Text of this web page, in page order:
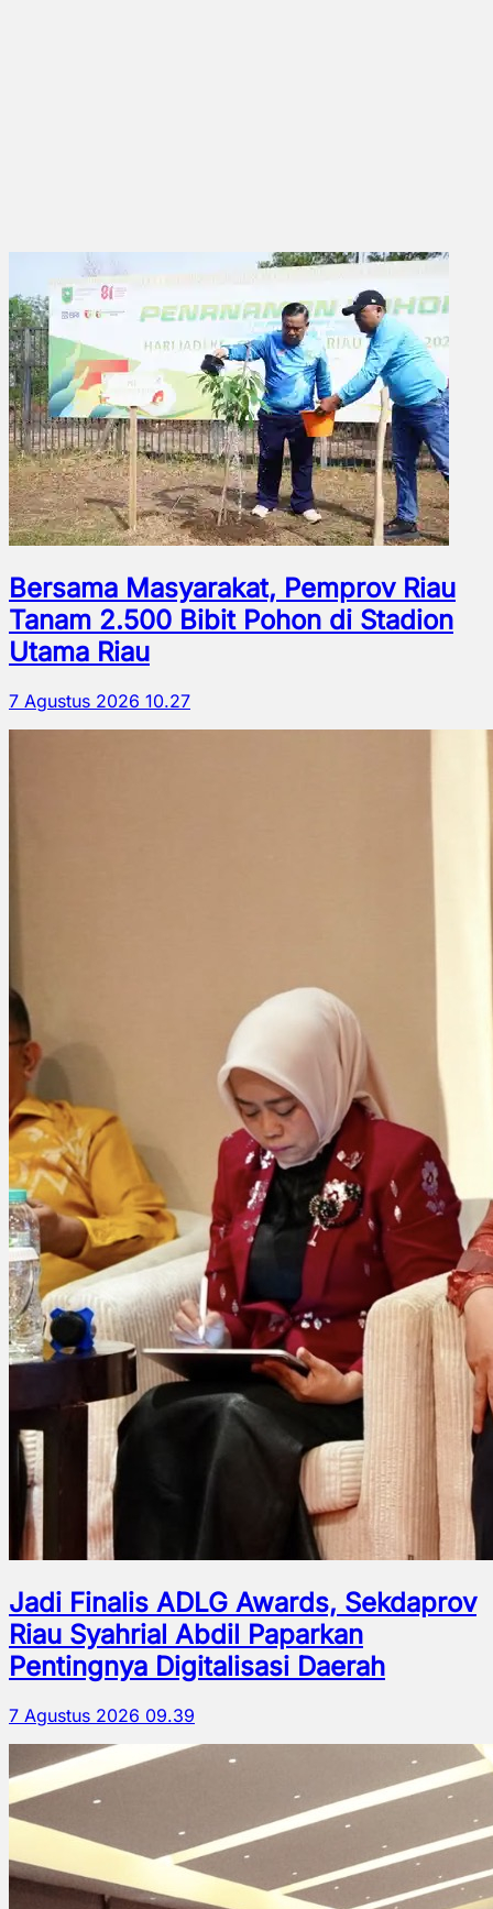
Bersama Masyarakat, Pemprov Riau
Tanam 2.500 Bibit Pohon di Stadion
Utama Riau
7 Agustus 2026 10.27
Jadi Finalis ADLG Awards, Sekdaprov
Riau Syahrial Abdil Paparkan
Pentingnya Digitalisasi Daerah
7 Agustus 2026 09.39